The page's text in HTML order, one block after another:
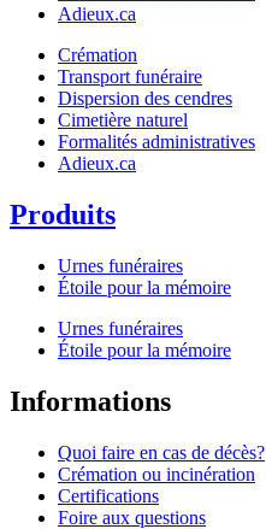
Adieux.ca
Crémation
Transport funéraire
Dispersion des cendres
Cimetière naturel
Formalités administratives
Adieux.ca
Produits
Urnes funéraires
Étoile pour la mémoire
Urnes funéraires
Étoile pour la mémoire
Informations
Quoi faire en cas de décès?
Crémation ou incinération
Certifications
Foire aux questions